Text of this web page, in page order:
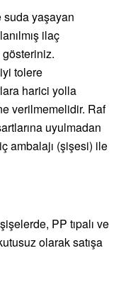
suda yaşayan
ilaç
tolere
harici yolla
verilmemelidir. Raf
uyulmadan
ambalajı (şişesi) ile
PP tıpalı ve
olarak satışa